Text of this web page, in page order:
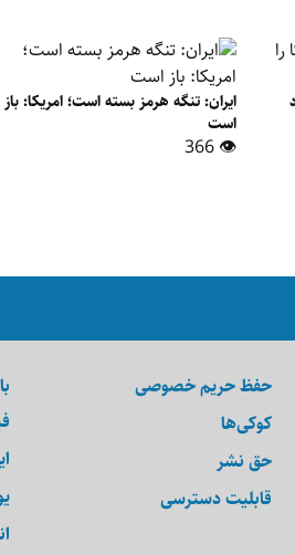
ایران: تنگه هرمز بسته است؛ امریکا: باز
است
👁 366
حفظ حریم خصوصی
کوکی‌ها
حق نشر
قابلیت دسترسی